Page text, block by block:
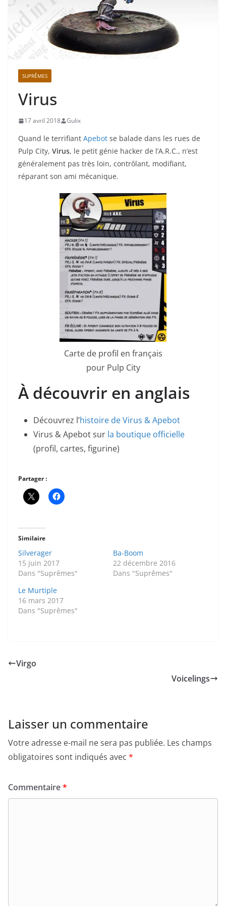
SUPRÊMES
Virus
17 avril 2018 Gulix
Quand le terrifiant Apebot se balade dans les rues de
Pulp City, Virus, le petit génie hacker de l’A.R.C., n’est
généralement pas très loin, contrôlant, modifiant,
réparant son ami mécanique.
Carte de profil en français
pour Pulp City
À découvrir en anglais
Découvrez l’histoire de Virus & Apebot
Virus & Apebot sur la boutique officielle
(profil, cartes, figurine)
Partager :
Similaire
Silverager
15 juin 2017
Dans "Suprêmes"
Ba-Boom
22 décembre 2016
Dans "Suprêmes"
Le Murtiple
16 mars 2017
Dans "Suprêmes"
Virgo
Voicelings
Laisser un commentaire
Votre adresse e-mail ne sera pas publiée. Les champs
obligatoires sont indiqués avec *
Commentaire*